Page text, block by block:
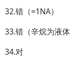
32.错（=1NA）
33.错（辛烷为液体
34.对